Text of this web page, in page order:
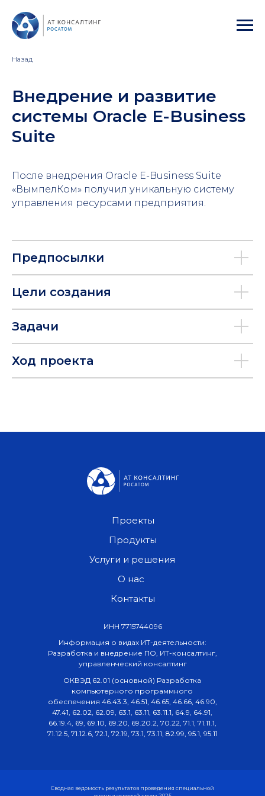
Назад
Внедрение и развитие
системы Oracle E-Business
Suite
После внедрения Oracle E-Business Suite
«ВымпелКом» получил уникальную систему
управления ресурсами предприятия.
Предпосылки
Цели создания
Задачи
Ход проекта
Информация о видах ИТ-деятельности:
Разработка и внедрение ПО, ИТ-консалтинг,
управленческий консалтинг
ОКВЭД 62.01 (основной) Разработка
компьютерного программного
обеспечения 46.43.3, 46.51, 46.65, 46.66, 46.90,
47.41, 62.02, 62.09, 63.1, 63.11, 63.11.1, 64.9, 64.91,
66.19.4, 69, 69.10, 69.20, 69.20.2, 70.22, 71.1, 71.11.1,
71.12.5, 71.12.6, 72.1, 72.19, 73.1, 73.11, 82.99, 95.1, 95.11
ИНН 7715744096
Проекты
Продукты
О нас
Контакты
Услуги и решения
Сводная ведомость результатов проведения специальной